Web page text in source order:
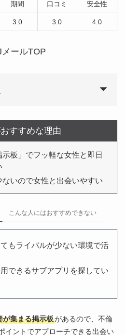
期間 口コミ 安全性
3.0 3.0 4.0
すすめな理由
板」でフッ軽な女性と即日
いので女性と出会いやすい
こんな人にはおすすめできない
もライバルが少ない環境で活
できるサブアプリを探してい
が集まる掲示板があるので、不倫
イントでアプローチできる出会い